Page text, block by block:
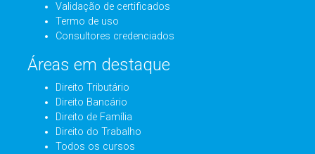
Validação de certificados
Termo de uso
Consultores credenciados
Áreas em destaque
Direito Tributário
Direito Bancário
Direito de Família
Direito do Trabalho
Todos os cursos